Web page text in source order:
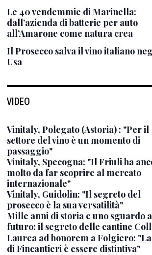
Le 40 vendemmie di Marinella:
dall’azienda di batterie per auto
all’Amarone come natura crea
Il Prosecco salva il vino italiano
Usa
VIDEO
Vinitaly, Polegato (Astoria) : "Per il
settore del vino è un momento di
passaggio"
Vinitaly, Specogna: "Il Friuli ha
molto da far scoprire al mercato
internazionale"
Vinitaly, Guidolin: "Il segreto del
prosecco è la sua versatilità"
Mille anni di storia e uno sguardo
futuro: il segreto delle cantine
Laurea ad honorem a Folgiero:
di Fincantieri è essere distintiva"